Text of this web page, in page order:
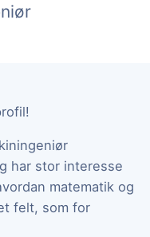
har stor interesse
matematik og
felt, som for